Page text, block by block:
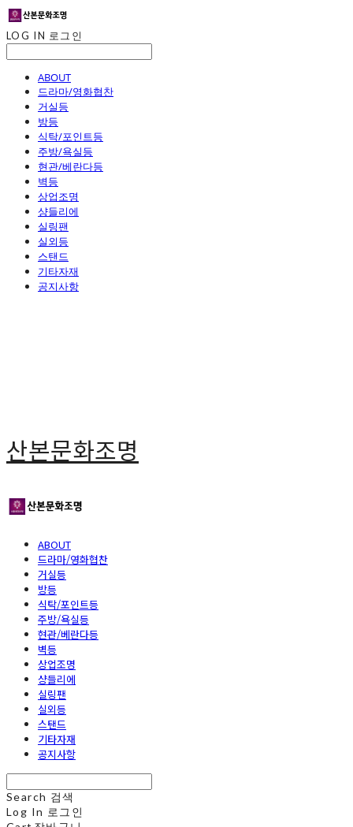
LOG IN 로그인
ABOUT
드라마/영화협찬
거실등
방등
식탁/포인트등
주방/욕실등
현관/베란다등
벽등
상업조명
샹들리에
실링팬
실외등
스탠드
기타자재
공지사항
산본문화조명
ABOUT
드라마/영화협찬
거실등
방등
식탁/포인트등
주방/욕실등
현관/베란다등
벽등
상업조명
샹들리에
실링팬
실외등
스탠드
기타자재
공지사항
Search 검색
Log In 로그인